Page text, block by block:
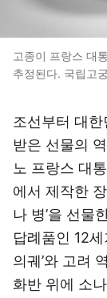
고종이 프랑스 대
추정된다. 국립고
조선부터 대
받은 선물의
노 프랑스 대
에서 제작한
나 병’을 선물
답례품인 12
의궤’와 고려
화반 위에 소